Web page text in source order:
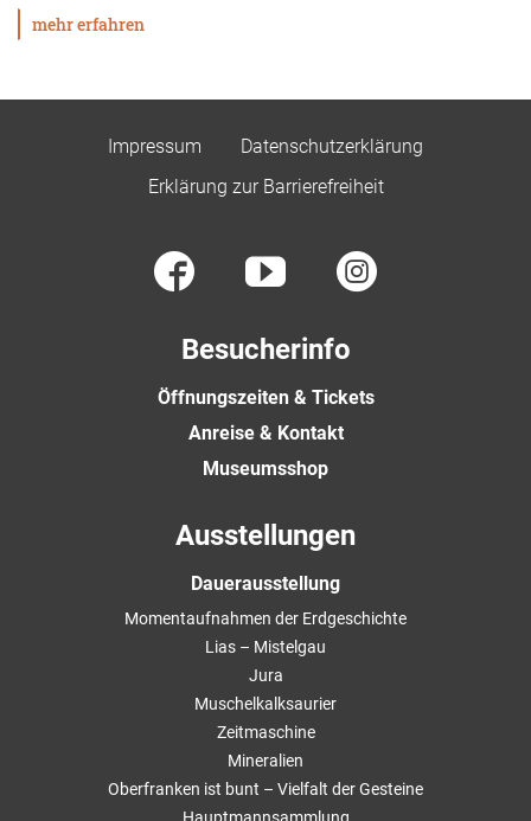
mehr erfahren
Impressum
Datenschutzerklärung
Erklärung zur Barrierefreiheit
Besucherinfo
Öffnungszeiten & Tickets
Anreise & Kontakt
Museumsshop
Ausstellungen
Dauerausstellung
Momentaufnahmen der Erdgeschichte
Lias – Mistelgau
Jura
Muschelkalksaurier
Zeitmaschine
Mineralien
Oberfranken ist bunt – Vielfalt der Gesteine